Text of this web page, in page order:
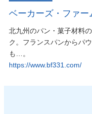
ベーカーズ・ファ
北九州のパン・菓子材料
ク。フランスパンからパ
も…。
https://www.bf331.com/